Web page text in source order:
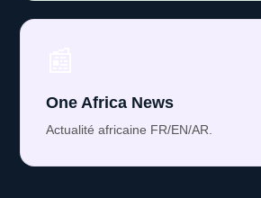
One Africa News
Actualité africaine FR/EN/AR.